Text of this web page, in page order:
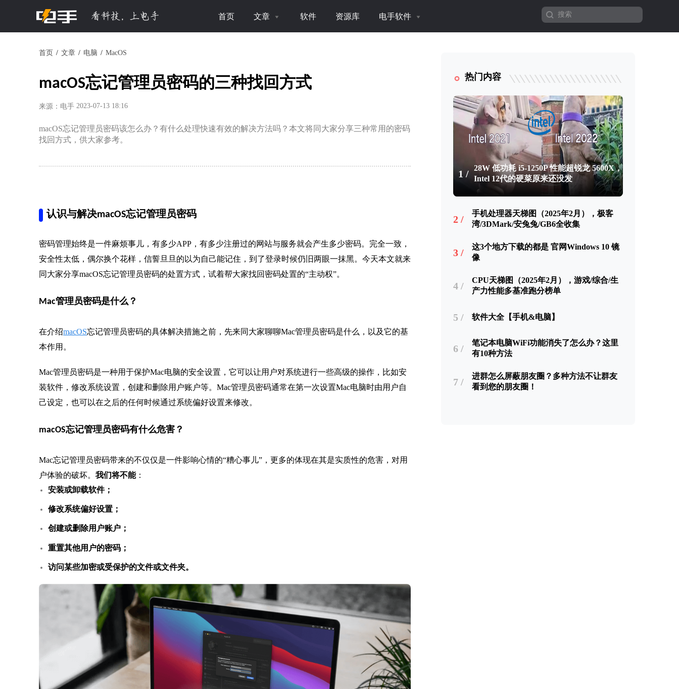
首页 文章 软件 资源库 电手软件
首页 文章 电脑 MacOS
macOS忘记管理员密码的三种找回方式
来源：电手 2023-07-13 18:16
macOS忘记管理员密码该怎么办？有什么处理快速有效的解决方法吗？本文将同大家分享三种常用的密码
找回方式，供大家参考。
认识与解决macOS忘记管理员密码
密码管理始终是一件麻烦事儿，有多少APP，有多少注册过的网站与服务就会产生多少密码。完全一致，
安全性太低，偶尔换个花样，信誓旦旦的以为自己能记住，到了登录时候仍旧两眼一抹黑。今天本文就来
同大家分享macOS忘记管理员密码的处置方式，试着帮大家找回密码处置的“主动权”。
Mac管理员密码是什么？
在介绍macOS忘记管理员密码的具体解决措施之前，先来同大家聊聊Mac管理员密码是什么，以及它的基
本作用。
Mac管理员密码是一种用于保护Mac电脑的安全设置，它可以让用户对系统进行一些高级的操作，比如安
装软件，修改系统设置，创建和删除用户账户等。Mac管理员密码通常在第一次设置Mac电脑时由用户自
己设定，也可以在之后的任何时候通过系统偏好设置来修改。
macOS忘记管理员密码有什么危害？
Mac忘记管理员密码带来的不仅仅是一件影响心情的“糟心事儿”，更多的体现在其是实质性的危害，对用
户体验的破坏。 我们将不能：
安装或卸载软件；
修改系统偏好设置；
创建或删除用户账户；
重置其他用户的密码；
访问某些加密或受保护的文件或文件夹。
热门内容
1 /
28W 低功耗 i5-1250P 性能超锐龙 5600X，
Intel 12代的硬菜原来还没发
2 /
手机处理器天梯图（2025年2月），极客
湾/3DMark/安兔兔/GB6全收集
3 /
这3个地方下载的都是 官网Windows 10 镜
像
4 /
CPU天梯图（2025年2月），游戏/综合/生
产力性能多基准跑分榜单
5 / 软件大全【手机&电脑】
6 /
笔记本电脑WiFi功能消失了怎么办？这里
有10种方法
7 /
进群怎么屏蔽朋友圈？多种方法不让群友
看到您的朋友圈！